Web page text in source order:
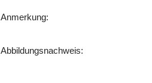
Anmerkung:
Abbildungsnachweis: